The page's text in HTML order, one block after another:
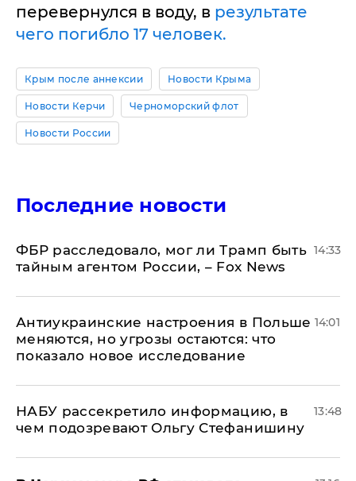
перевернулся в воду, в результате
чего погибло 17 человек.
Крым после аннексии Новости Крыма
Новости Керчи Черноморский флот
Новости России
Последние новости
ФБР расследовало, мог ли Трамп быть
тайным агентом России, – Fox News
14:33
Антиукраинские настроения в Польше
меняются, но угрозы остаются: что
показало новое исследование
14:01
НАБУ рассекретило информацию, в
чем подозревают Ольгу Стефанишину
13:48